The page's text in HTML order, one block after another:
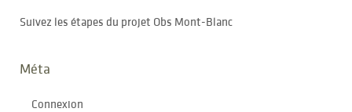
Suivez les étapes du projet Obs Mont-Blanc
Méta
Connexion